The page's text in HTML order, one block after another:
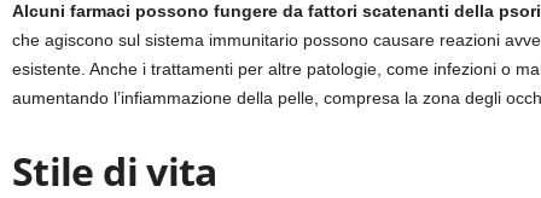
Alcuni farmaci possono fungere da fattori scatenanti della
che agiscono sul sistema immunitario possono causare reazioni
esistente. Anche i trattamenti per altre patologie, come infezioni o
aumentando l’infiammazione della pelle, compresa la zona degli
Stile di vita